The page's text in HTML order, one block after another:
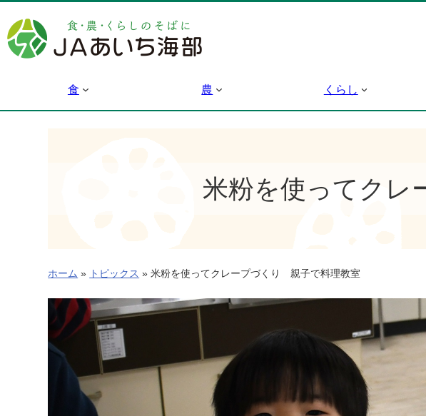
容
を
食 農 くらし
米粉を使ってク
ホーム » トピックス » 米粉を使ってクレープづくり 親子で料理教室